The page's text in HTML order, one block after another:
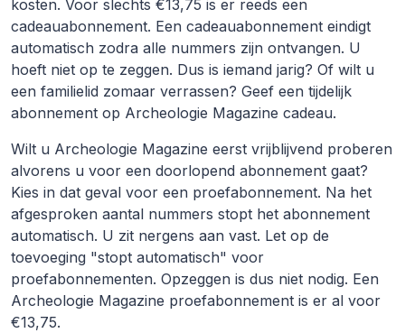
kosten. Voor slechts €13,75 is er reeds een
cadeauabonnement. Een cadeauabonnement eindigt
automatisch zodra alle nummers zijn ontvangen. U
hoeft niet op te zeggen. Dus is iemand jarig? Of wilt u
een familielid zomaar verrassen? Geef een tijdelijk
abonnement op Archeologie Magazine cadeau.
Wilt u Archeologie Magazine eerst vrijblijvend proberen
alvorens u voor een doorlopend abonnement gaat?
Kies in dat geval voor een proefabonnement. Na het
afgesproken aantal nummers stopt het abonnement
automatisch. U zit nergens aan vast. Let op de
toevoeging "stopt automatisch" voor
proefabonnementen. Opzeggen is dus niet nodig. Een
Archeologie Magazine proefabonnement is er al voor
€13,75.